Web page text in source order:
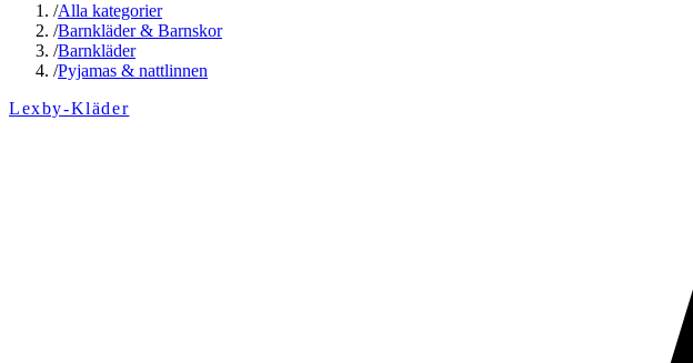
/Alla kategorier
/Barnkläder & Barnskor
/Barnkläder
/Pyjamas & nattlinnen
Lexby-Kläder